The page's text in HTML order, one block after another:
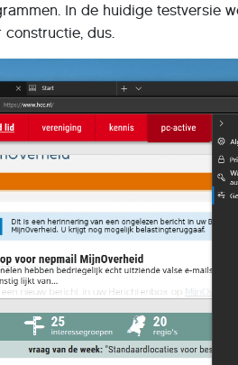
In de huidige testversie
constructie, dus.